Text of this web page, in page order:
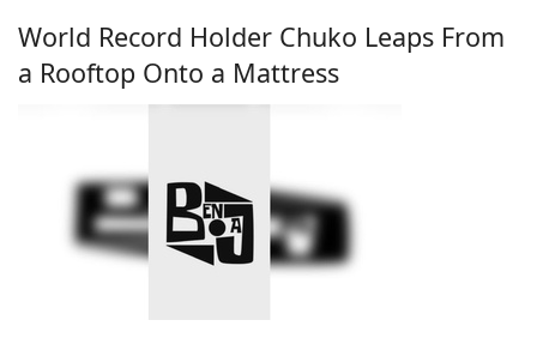
World Record Holder Chuko Leaps From
a Rooftop Onto a Mattress